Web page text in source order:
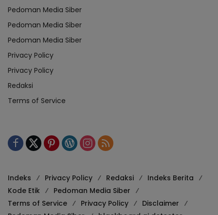
Pedoman Media Siber
Pedoman Media Siber
Pedoman Media Siber
Privacy Policy
Privacy Policy
Redaksi
Terms of Service
Indeks Privacy Policy Redaksi
Indeks Berita
Kode Etik
Pedoman Media Siber
Terms of Service
Privacy Policy
Disclaimer